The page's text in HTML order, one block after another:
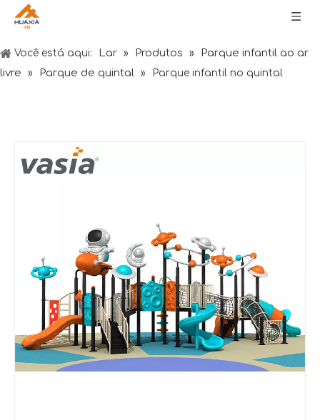
Você está aqui: Lar » Produtos »
Parque infantil ao ar
livre
» Parque de quintal » Parque infantil no quintal